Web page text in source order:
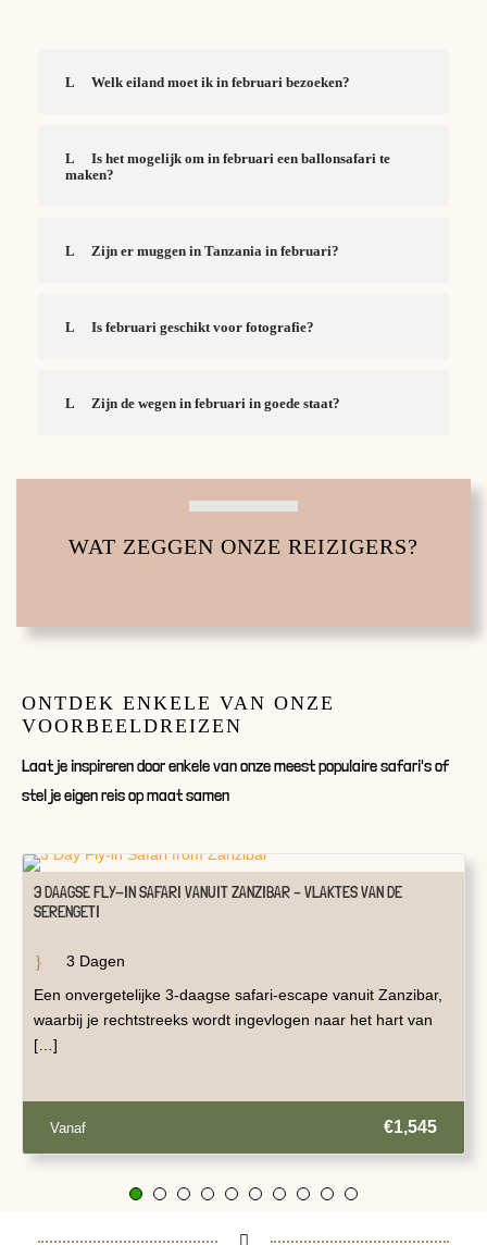
Welk eiland moet ik in februari bezoeken?
Is het mogelijk om in februari een ballonsafari te
maken?
Zijn er muggen in Tanzania in februari?
Is februari geschikt voor fotografie?
Zijn de wegen in februari in goede staat?
WAT ZEGGEN ONZE REIZIGERS?
ONTDEK ENKELE VAN ONZE
VOORBEELDREIZEN
Laat je inspireren door enkele van onze meest populaire safari's of
stel je eigen reis op maat samen
3 DAAGSE FLY-IN SAFARI VANUIT ZANZIBAR – VLAKTES VAN DE
SERENGETI
3 Dagen
Een onvergetelijke 3-daagse safari-escape vanuit Zanzibar,
waarbij je rechtstreeks wordt ingevlogen naar het hart van
[…]
Vanaf €1,545